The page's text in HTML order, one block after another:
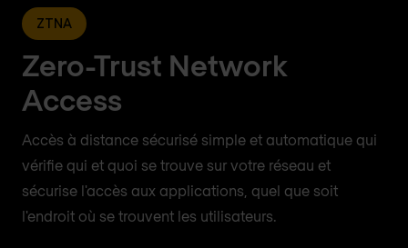
ZTNA
Zero-Trust Network
Access
Accès à distance sécurisé simple et automatique qui
vérifie qui et quoi se trouve sur votre réseau et
sécurise l'accès aux applications, quel que soit
l'endroit où se trouvent les utilisateurs.